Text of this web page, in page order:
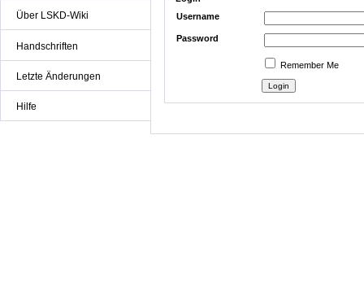
Über LSKD-Wiki
Handschriften
Letzte Änderungen
Hilfe
Username
Password
Remember Me